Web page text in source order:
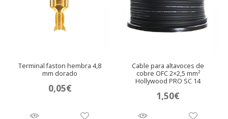
Terminal faston hembra 4,8
mm dorado
0,05€
Cable para altavoces de
cobre OFC 2×2,5 mm²
Hollywood PRO SC 14
1,50€